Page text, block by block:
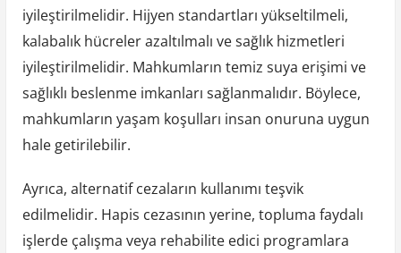
iyileştirilmelidir. Hijyen standartları yükseltilmeli,
kalabalık hücreler azaltılmalı ve sağlık hizmetleri
iyileştirilmelidir. Mahkumların temiz suya erişimi ve
sağlıklı beslenme imkanları sağlanmalıdır. Böylece,
mahkumların yaşam koşulları insan onuruna uygun
hale getirilebilir.
Ayrıca, alternatif cezaların kullanımı teşvik
edilmelidir. Hapis cezasının yerine, topluma faydalı
işlerde çalışma veya rehabilite edici programlara